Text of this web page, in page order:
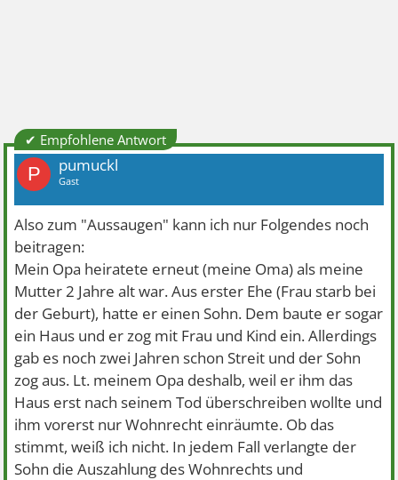
✔ Empfohlene Antwort
P pumuckl
Gast
Also zum "Aussaugen" kann ich nur Folgendes noch
beitragen:
Mein Opa heiratete erneut (meine Oma) als meine
Mutter 2 Jahre alt war. Aus erster Ehe (Frau starb bei
der Geburt), hatte er einen Sohn. Dem baute er sogar
ein Haus und er zog mit Frau und Kind ein. Allerdings
gab es noch zwei Jahren schon Streit und der Sohn
zog aus. Lt. meinem Opa deshalb, weil er ihm das
Haus erst nach seinem Tod überschreiben wollte und
ihm vorerst nur Wohnrecht einräumte. Ob das
stimmt, weiß ich nicht. In jedem Fall verlangte der
Sohn die Auszahlung des Wohnrechts und